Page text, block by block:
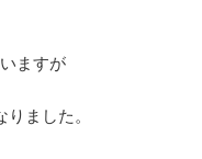
ますが
ました。